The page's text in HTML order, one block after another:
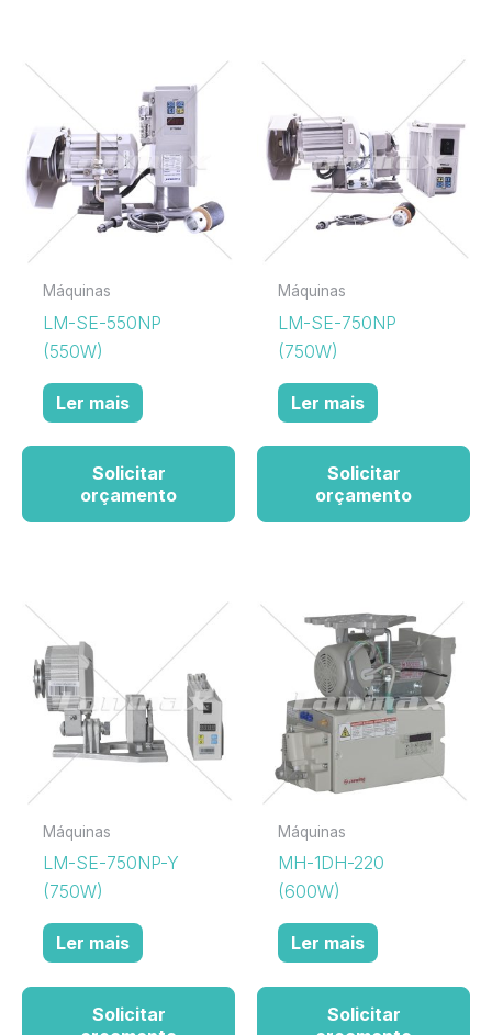
Máquinas
LM-SE-550NP
(550W)
Ler mais
Solicitar
orçamento
Máquinas
LM-SE-750NP
(750W)
Ler mais
Solicitar
orçamento
Máquinas
LM-SE-750NP-Y
(750W)
Ler mais
Solicitar
Máquinas
MH-1DH-220
(600W)
Ler mais
Solicitar